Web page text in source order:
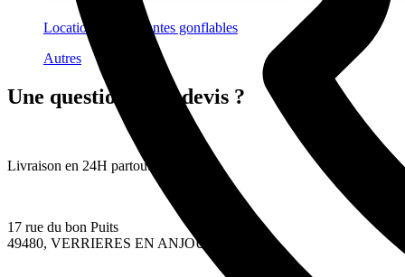
Location fleurs géantes gonflables
Autres
Une question ? Un devis ?
Livraison en 24H partout en France
17 rue du bon Puits
49480, VERRIERES EN ANJOU